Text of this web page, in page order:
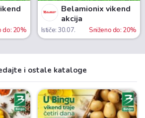
do: 20%
Belamionix vikend
akcija
Ističe: 30.07. Sniženo do: 20%
i ostale kataloge